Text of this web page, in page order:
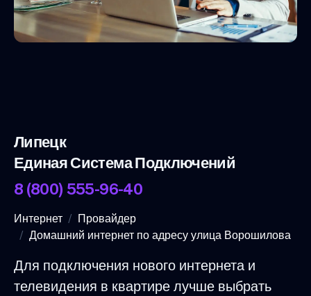
Липецк
Единая Система Подключений
8 (800) 555-96-40
Интернет
Провайдер
Домашний интернет по адресу улица Ворошилова
Для подключения нового интернета и
телевидения в квартире лучше выбрать